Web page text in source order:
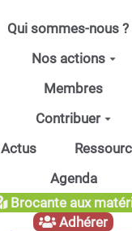
principal
Qui sommes-nous ?
Nos actions
Membres
Contribuer
Actus
Agenda
Brocante aux
Adhérer